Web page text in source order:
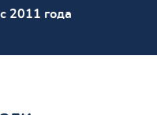
2011 года